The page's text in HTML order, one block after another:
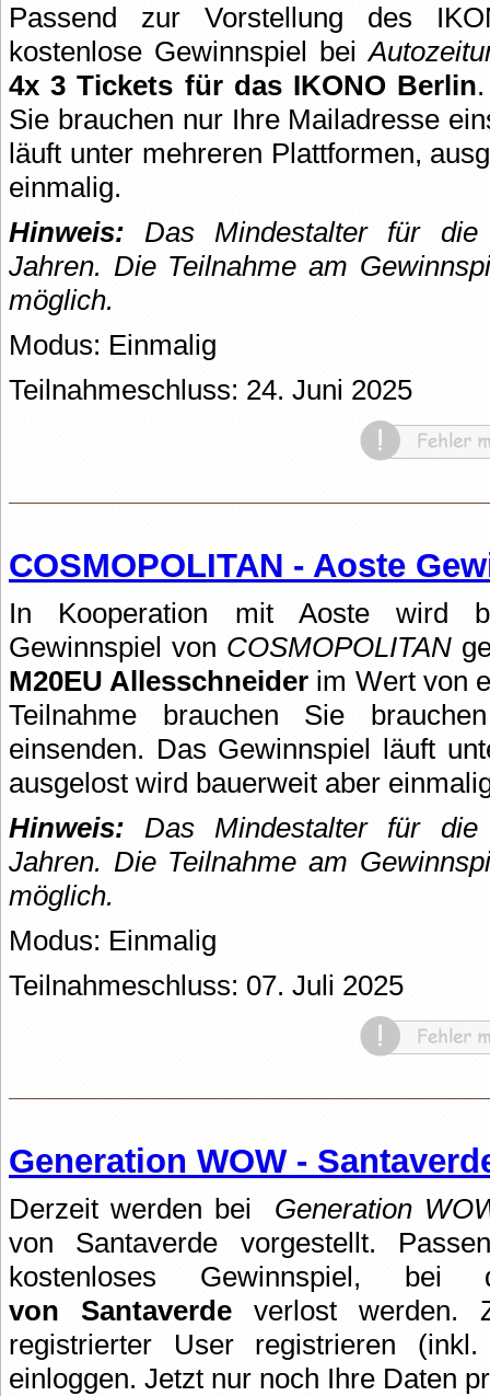
Passend zur Vorstellung des
kostenlose Gewinnspiel bei
4x 3 Tickets für das IKONO Berlin
Sie brauchen nur Ihre Mailadresse
läuft unter mehreren Plattformen,
einmalig.
Hinweis:
Das Mindestalter für
Jahren. Die Teilnahme am
möglich.
Modus: Einmalig
Teilnahmeschluss: 24. Juni 2025
COSMOPOLITAN - Aoste
In Kooperation mit Aoste wird
Gewinnspiel von COSMOPOLITAN
M20EU Allesschneider im Wert von
Teilnahme brauchen Sie
einsenden. Das Gewinnspiel läuft
ausgelost wird bauerweit aber
Hinweis:
Das Mindestalter für
Jahren. Die Teilnahme am
möglich.
Modus: Einmalig
Teilnahmeschluss: 07. Juli 2025
Generation WOW -
Derzeit werden bei Generation
von Santaverde vorgestellt.
kostenloses Gewinnspiel,
von Santaverde verlost werden.
registrierter User registrieren (inkl.
einloggen. Jetzt nur noch Ihre Daten